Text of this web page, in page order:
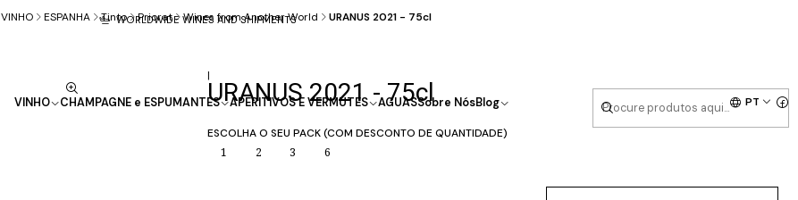
VINHO CHAMPAGNE e ESPUMANTES APERITIVOS E VERMUTES AGUASSobre NósBlog PT
WORLDWIDE WINES AND SHIPMENTS
VINHO ESPANHA Tinto Priorat Wines from Another World URANUS 2021 - 75cl
|
URANUS 2021 - 75cl
ESCOLHA O SEU PACK (COM DESCONTO DE QUANTIDADE)
1 2 3 6